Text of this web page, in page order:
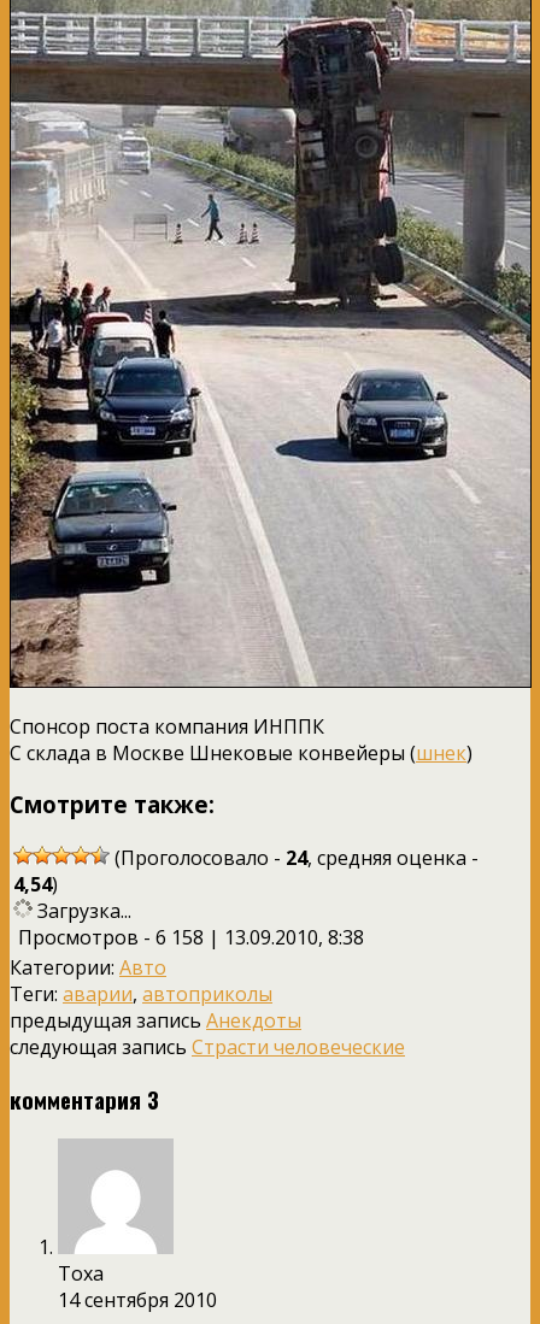
Спонсор поста компания ИНППК
С склада в Москве Шнековые конвейеры (шнек)
Смотрите также:
(Проголосовало - 24, средняя оценка -
4,54)
Загрузка...
Просмотров - 6 158 | 13.09.2010, 8:38
Категории: Авто
Теги: аварии, автоприколы
предыдущая запись Анекдоты
следующая запись Страсти человеческие
комментария 3
Тоха
14 сентября 2010